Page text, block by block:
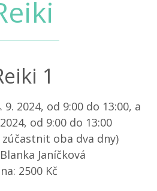
1
2024, od 9:00 do 13:00, a
od 9:00 do 13:00
oba dva dny)
Janíčková
2500 Kč